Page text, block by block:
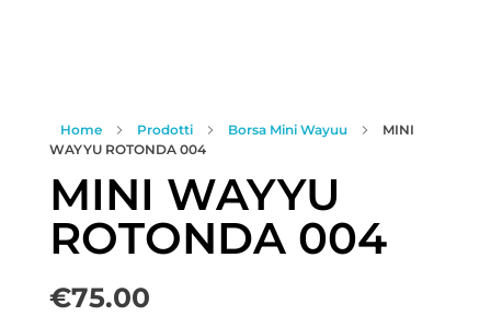
Home Prodotti Borsa Mini Wayuu
MINI
WAYYU ROTONDA 004
MINI WAYYU
ROTONDA 004
€75.00